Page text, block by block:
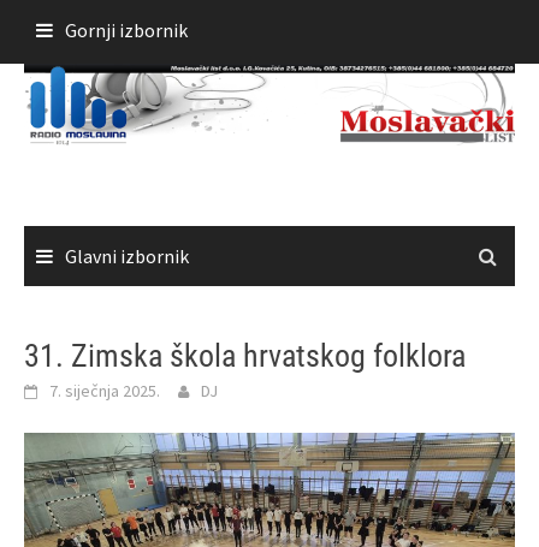
sadržaja
Gornji izbornik
Glavni izbornik
31. Zimska škola hrvatskog folklora
7. siječnja 2025. DJ